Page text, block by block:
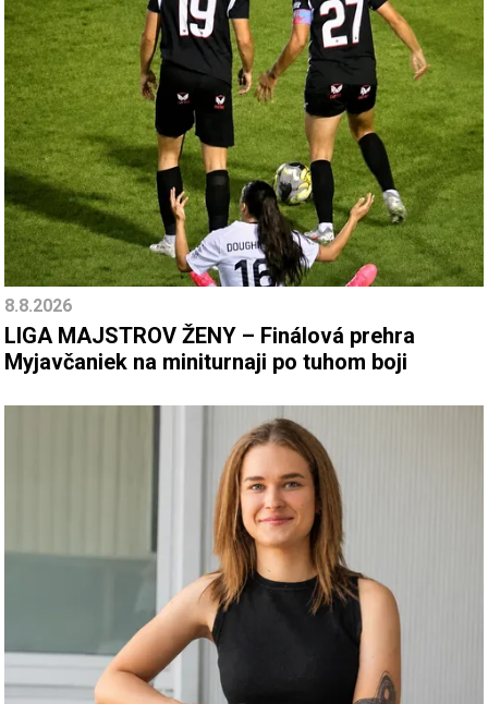
8.8.2026
LIGA MAJSTROV ŽENY – Finálová prehra
Myjavčaniek na miniturnaji po tuhom boji